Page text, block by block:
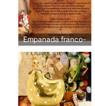
Empanada franco-
gallega